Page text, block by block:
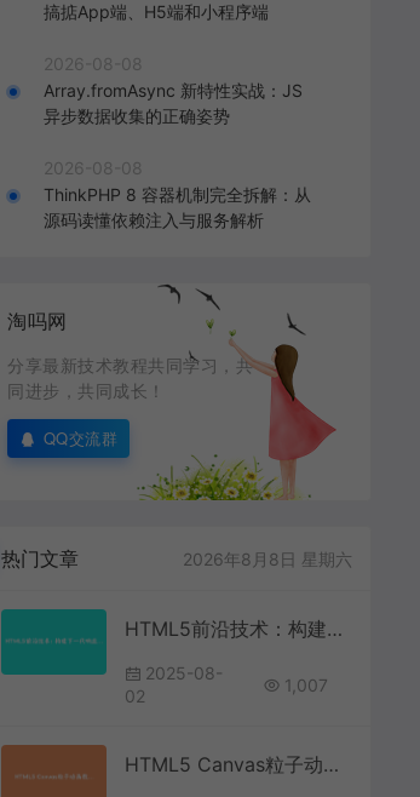
搞掂App端、H5端和小程序端
2026-08-08
Array.fromAsync 新特性实战：JS
异步数据收集的正确姿势
2026-08-08
ThinkPHP 8 容器机制完全拆解：从
源码读懂依赖注入与服务解析
淘吗网
分享最新技术教程共同学习，共
同进步，共同成长！
QQ交流群
热门文章 2026年8月8日 星期六
HTML5前沿技术：构建下一代响应式Web应用的核心技巧
2025-08-
02
1,007
HTML5 Canvas粒子动画教程 – 创建交互式背景效果 | 前端开发技术